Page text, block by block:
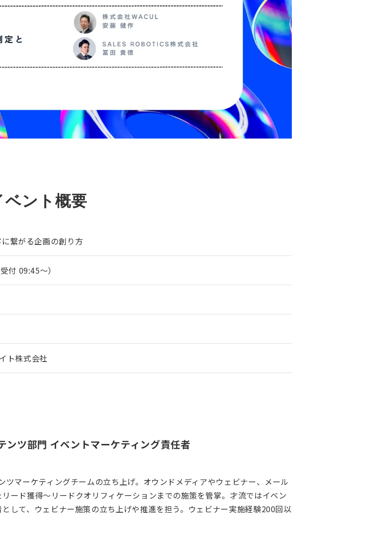
ベント概要
繋がる企画の創り方
付 09:45〜）
ト株式会社
ンツ部門 イベントマーケティング責任者
ツマーケティングチームの立ち上げ。オウンドメディアやウェビナー、メール
ード獲得〜リードクオリフィケーションまでの施策を管掌。才流ではイベン
として、ウェビナー施策の立ち上げや推進を担う。ウェビナー実施経験200回以